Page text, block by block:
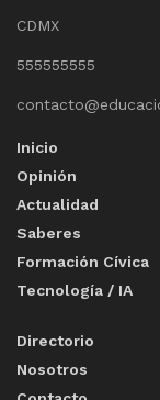
CDMX
555555555
Inicio
Opinión
Actualidad
Saberes
Formación Cívica
Tecnología / IA
Directorio
Nosotros